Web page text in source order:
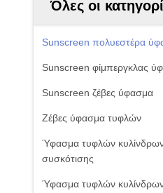
Όλες οι
Sunscreen πολυεστέρα
Sunscreen φίμπεργκλας
Sunscreen ζέβες ύφασμα
Ζέβες ύφασμα τυφλών
Ύφασμα τυφλών
συσκότισης
Ύφασμα τυφλών